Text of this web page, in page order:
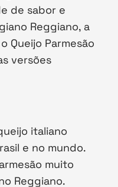
de sabor e
Reggiano, a
Queijo Parmesão
versões
italiano
e no mundo.
muito
Reggiano.